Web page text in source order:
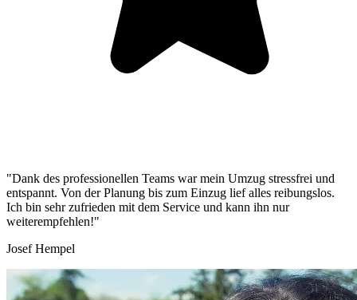
"Dank des professionellen Teams war mein Umzug stressfrei und
entspannt. Von der Planung bis zum Einzug lief alles reibungslos.
Ich bin sehr zufrieden mit dem Service und kann ihn nur
weiterempfehlen!"
Josef Hempel